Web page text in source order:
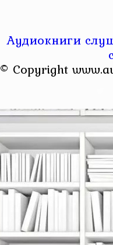
Аудиокниги
© Copyright